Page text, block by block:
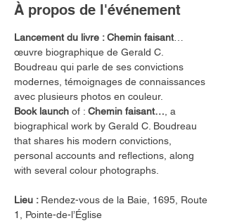
À propos de l'événement
Lancement du livre : Chemin faisant…
œuvre biographique de Gerald C.
Boudreau qui parle de ses convictions
modernes, témoignages de connaissances
avec plusieurs photos en couleur.
Book launch of : Chemin faisant… , a
biographical work by Gerald C. Boudreau
that shares his modern convictions,
personal accounts and reflections, along
with several colour photographs.
Lieu : Rendez-vous de la Baie, 1695, Route
1, Pointe-de-l’Église